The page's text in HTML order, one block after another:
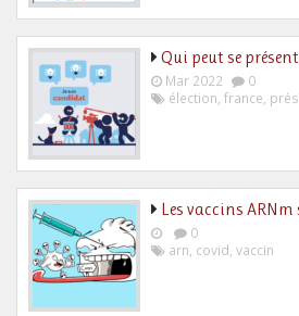
Qui peut se
Mar 2022
0
élection, france,
Les vaccins
0
arn, covid, vaccin